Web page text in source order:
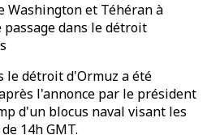
Washington et Téhéran à
dans le détroit
le détroit d'Ormuz a été
l'annonce par le président
d'un blocus naval visant les
14h GMT.